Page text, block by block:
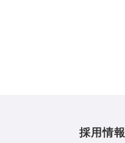
採用情報